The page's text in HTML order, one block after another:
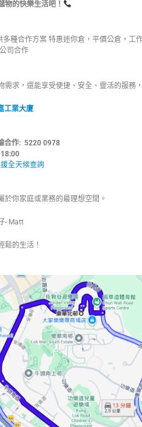
物的快樂生活吧！
種合作方案 特惠迷你倉，平價公倉，工
司合作
需求，還能享受便捷、安全、靈活的服務
工業大廈
線：
合作: 5220 0978
– 18:00
全天候查詢
你家庭或業務的最理想空間。
- Matt
鬆的生活！